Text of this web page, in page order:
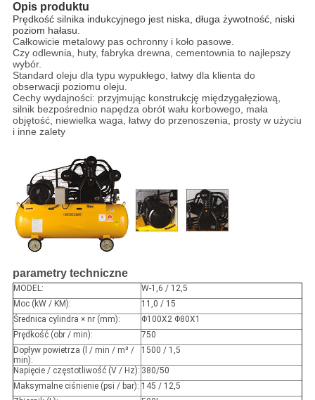
Opis produktu
Prędkość silnika indukcyjnego jest niska, długa żywotność, niski
poziom hałasu.
Całkowicie metalowy pas ochronny i koło pasowe.
Czy odlewnia, huty, fabryka drewna, cementownia to najlepszy
wybór.
Standard oleju dla typu wypukłego, łatwy dla klienta do
obserwacji poziomu oleju.
Cechy wydajności: przyjmując konstrukcję międzygałęziową,
silnik bezpośrednio napędza obrót wału korbowego, mała
objętość, niewielka waga, łatwy do przenoszenia, prosty w użyciu
i inne zalety
parametry techniczne
MODEL:
W-1,6 / 12,5
Moc (kW / KM):
11,0 / 15
Średnica cylindra × nr (mm):
Φ100X2 Φ80X1
Prędkość (obr / min):
750
Dopływ powietrza (l / min / m³ /
min):
1500 / 1,5
Napięcie / częstotliwość (V / Hz): 380/50
Maksymalne ciśnienie (psi / bar): 145 / 12,5